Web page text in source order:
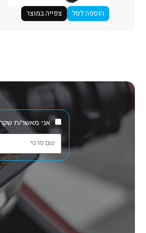
הוספה לסל צפייה במוצר
אני מאשר/ת